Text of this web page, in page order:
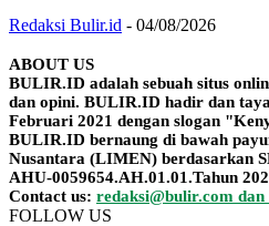
Redaksi Bulir.id - 04/08/2026
ABOUT US
BULIR.ID adalah sebuah situs
dan opini. BULIR.ID hadir dan
Februari 2021 dengan slogan
BULIR.ID bernaung di bawah
Nusantara (LIMEN) berdasarkan
AHU-0059654.AH.01.01.Tahun
Contact us: redaksi@bulir.com
FOLLOW US